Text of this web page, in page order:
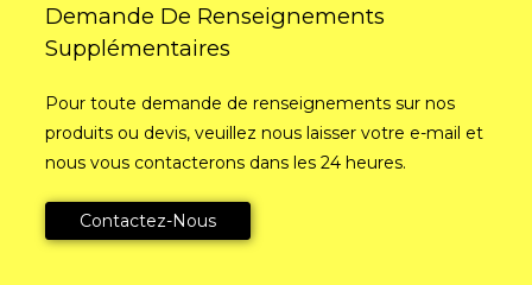
Demande De Renseignements
Supplémentaires
Pour toute demande de renseignements sur nos
produits ou devis, veuillez nous laisser votre e-mail et
nous vous contacterons dans les 24 heures.
Contactez-Nous